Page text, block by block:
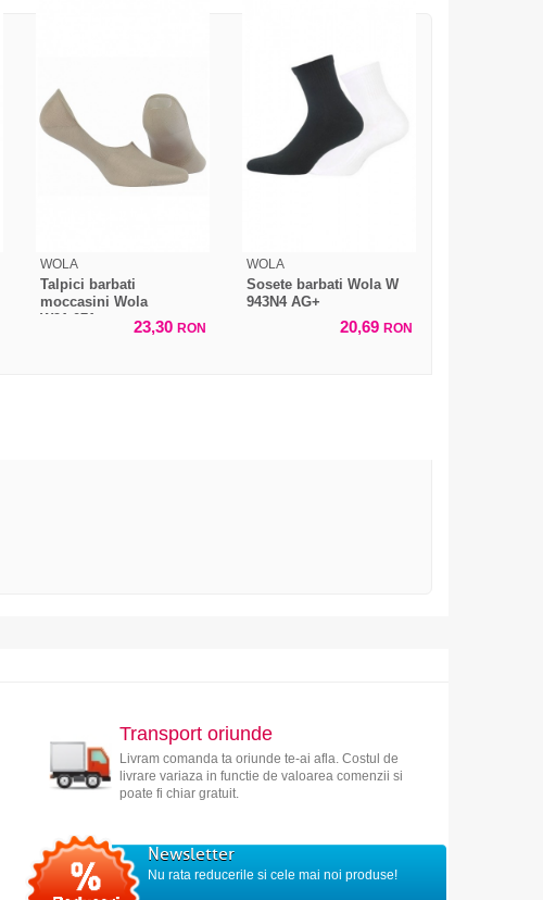
WOLA
Talpici barbati
moccasini Wola
W91.071
23,30 RON
WOLA
Sosete barbati Wola W
943N4 AG+
20,69 RON
Transport oriunde
Livram comanda ta oriunde te-ai afla. Costul de
livrare variaza in functie de valoarea comenzii si
poate fi chiar gratuit.
Newsletter
Nu rata reducerile si cele mai noi produse!